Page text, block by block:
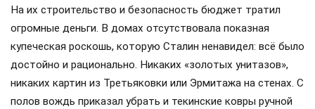
На их строительство и безопасность бюджет тратил
огромные деньги. В домах отсутствовала показная
купеческая роскошь, которую Сталин ненавидел: всё было
достойно и рационально. Никаких «золотых унитазов»,
никаких картин из Третьяковки или Эрмитажа на стенах. С
полов вождь приказал убрать и текинские ковры ручной